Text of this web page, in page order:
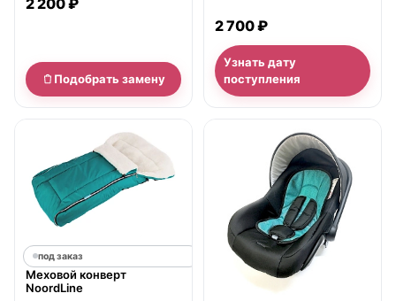
Подобрать замену
2 700 ₽
Узнать дату
поступления
под заказ
Меховой конверт
NoordLine